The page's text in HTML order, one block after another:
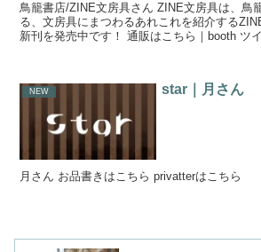
鳥籠書店/ZINE文房具さん ZINE文房具は、鳥
る、文房具にまつわるあれこれを紹介する
新刊を発売中です！ 通販はこちら｜booth ツ
NEW star｜月さん
月さん お品書きはこちら privatterはこちら